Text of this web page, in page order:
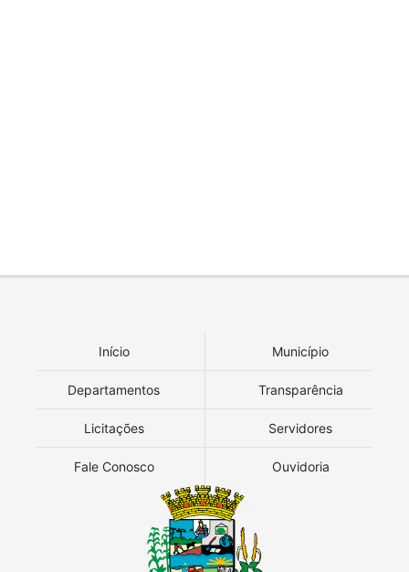
Início Município
Departamentos Transparência
Licitações Servidores
Fale Conosco Ouvidoria